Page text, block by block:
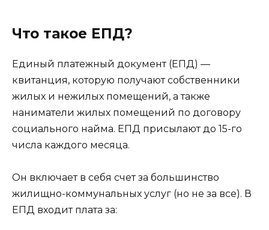
Что такое ЕПД?
Единый платежный документ (ЕПД) —
квитанция, которую получают собственники
жилых и нежилых помещений, а также
наниматели жилых помещений по договору
социального найма. ЕПД присылают до 15-го
числа каждого месяца.
Он включает в себя счет за большинство
жилищно-коммунальных услуг (но не за все). В
ЕПД входит плата за: